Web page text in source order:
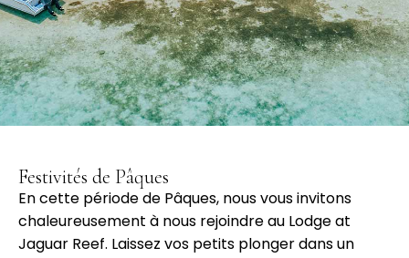
Festivités de Pâques
En cette période de Pâques, nous vous invitons
chaleureusement à nous rejoindre au Lodge at
Jaguar Reef. Laissez vos petits plonger dans un